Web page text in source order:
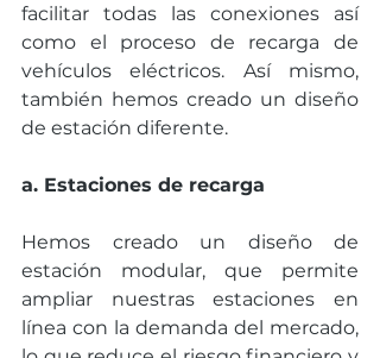
facilitar todas las conexiones así
como el proceso de recarga de
vehículos eléctricos. Así mismo,
también hemos creado un diseño
de estación diferente.
a. Estaciones de recarga
Hemos creado un diseño de
estación modular, que permite
ampliar nuestras estaciones en
línea con la demanda del mercado,